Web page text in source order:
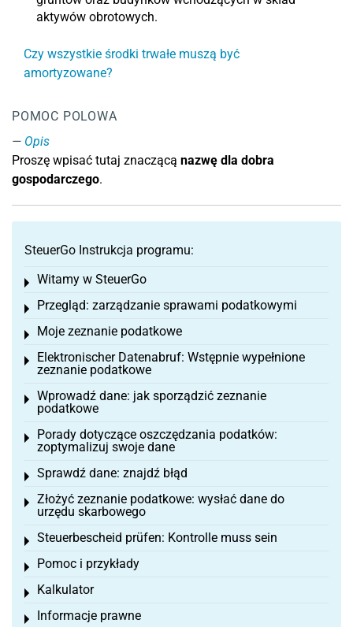
aktywów obrotowych.
Czy wszystkie środki trwałe muszą być
amortyzowane?
POMOC POLOWA
Opis
Proszę wpisać tutaj znaczącą nazwę dla dobra
gospodarczego.
SteuerGo Instrukcja programu:
Witamy w SteuerGo
Toggle menu
Przegląd: zarządzanie sprawami podatkowymi
Toggle menu
Moje zeznanie podatkowe
Toggle menu
Elektronischer Datenabruf: Wstępnie wypełnione
zeznanie podatkowe
Toggle menu
Wprowadź dane: jak sporządzić zeznanie
podatkowe
Toggle menu
Porady dotyczące oszczędzania podatków:
zoptymalizuj swoje dane
Toggle menu
Sprawdź dane: znajdź błąd
Toggle menu
Złożyć zeznanie podatkowe: wysłać dane do
urzędu skarbowego
Toggle menu
Steuerbescheid prüfen: Kontrolle muss sein
Toggle menu
Pomoc i przykłady
Toggle menu
Kalkulator
Toggle menu
Informacje prawne
Toggle menu